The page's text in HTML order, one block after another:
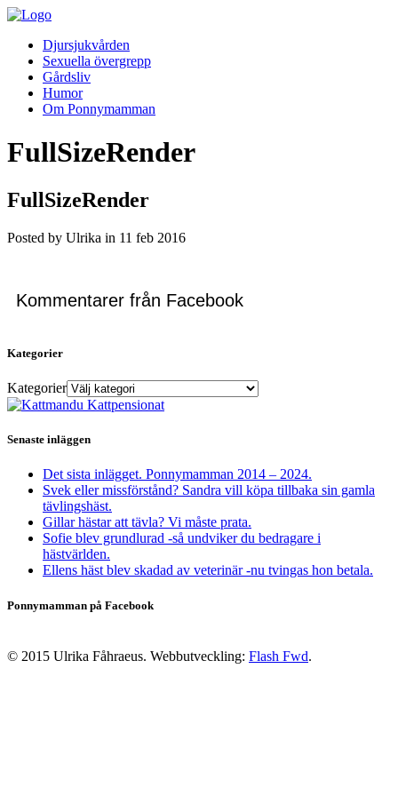
Djursjukvården
Sexuella övergrepp
Gårdsliv
Humor
Om Ponnymamman
FullSizeRender
FullSizeRender
Posted by Ulrika in 11 feb 2016
Kommentarer från Facebook
Kategorier
Kategorier
Senaste inläggen
Det sista inlägget. Ponnymamman 2014 – 2024.
Svek eller missförstånd? Sandra vill köpa tillbaka sin gamla
tävlingshäst.
Gillar hästar att tävla? Vi måste prata.
Sofie blev grundlurad -så undviker du bedragare i
hästvärlden.
Ellens häst blev skadad av veterinär -nu tvingas hon betala.
Ponnymamman på Facebook
© 2015 Ulrika Fåhraeus. Webbutveckling: Flash Fwd.